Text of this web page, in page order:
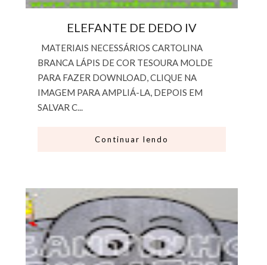
ELEFANTE DE DEDO IV
MATERIAIS NECESSÁRIOS CARTOLINA
BRANCA LÁPIS DE COR TESOURA MOLDE
PARA FAZER DOWNLOAD, CLIQUE NA
IMAGEM PARA AMPLIÁ-LA, DEPOIS EM
SALVAR C...
Continuar lendo